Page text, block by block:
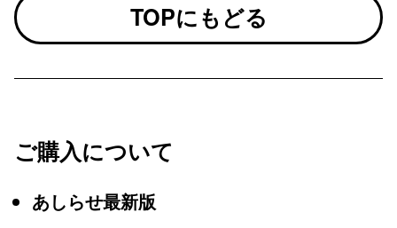
TOPにもどる
ご購入について
あしらせ最新版